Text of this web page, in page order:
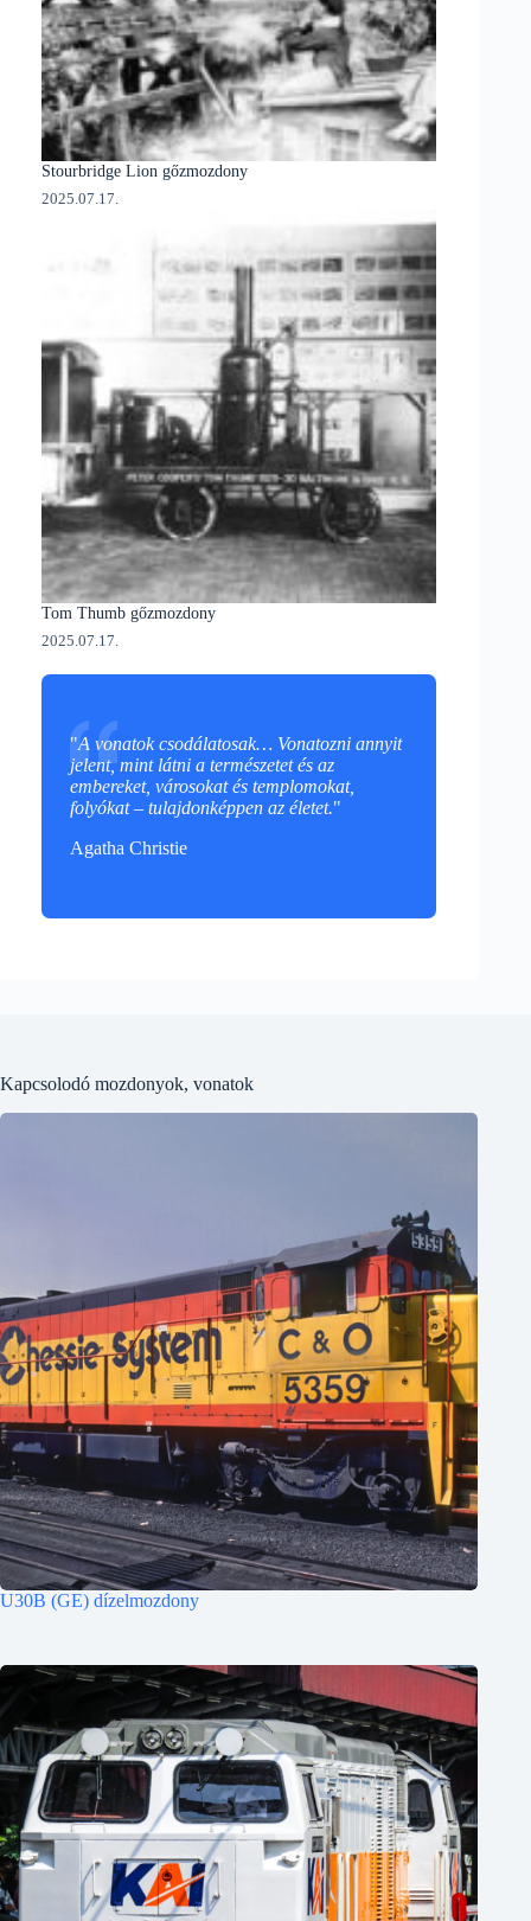
Stourbridge Lion gőzmozdony
2025.07.17.
Tom Thumb gőzmozdony
2025.07.17.
"A vonatok csodálatosak… Vonatozni annyit
jelent, mint látni a természetet és az
embereket, városokat és templomokat,
folyókat – tulajdonképpen az életet."
Agatha Christie
Kapcsolodó mozdonyok, vonatok
U30B (GE) dízelmozdony